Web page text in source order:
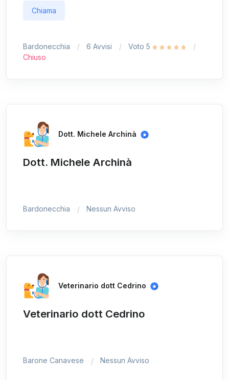
Chiama
Bardonecchia 6 Avvisi
Voto 5
Chiuso
Dott. Michele Archinà
Dott. Michele Archinà
Bardonecchia Nessun Avviso
Veterinario dott Cedrino
Veterinario dott Cedrino
Barone Canavese Nessun Avviso